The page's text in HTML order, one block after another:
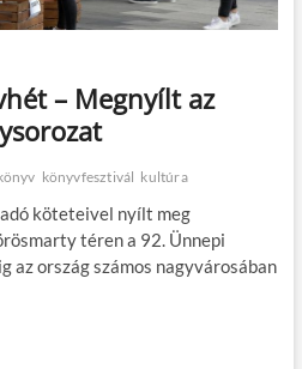
– Megnyílt az
könyvfesztivál kultúra
köteteivel nyílt meg
téren a 92. Ünnepi
az ország számos nagyvárosában